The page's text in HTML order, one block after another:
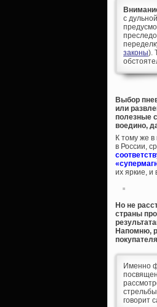
с
законы).
Выбор
или
полезные
воедино,
К тому же
в России,
их яркие,
Но не
страны
Напомню,
Именно
говорит